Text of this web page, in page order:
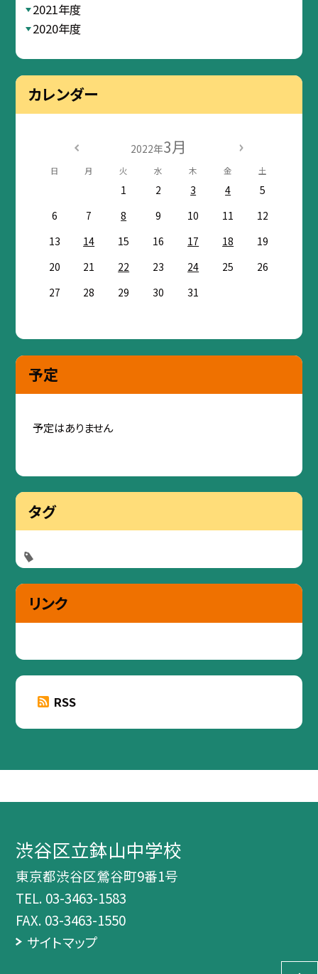
2021年度
2020年度
カレンダー
2022年3月
日 月 火 水 木 金 土
1 2 3 4
5
6
7 8 9 10 11
12
13
14 15 16 17 18
19
20
21 22 23 24 25
26
27
28 29 30 31
予定
予定はありません
タグ
リンク
RSS
渋谷区立鉢山中学校
東京都渋谷区鶯谷町9番1号
TEL. 03-3463-1583
FAX. 03-3463-1550
サイトマップ